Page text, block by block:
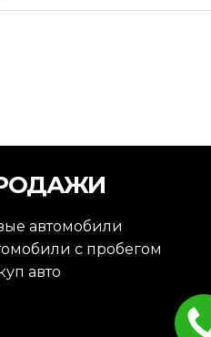
автомобили
с пробегом
авто